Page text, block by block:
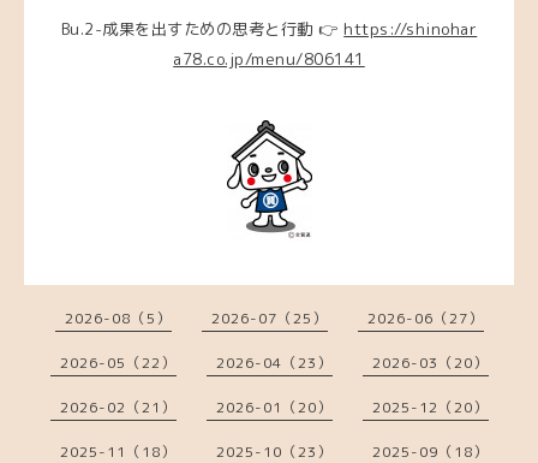
Bu.2-成果を出すための思考と行動 👉 https://shinohar
a78.co.jp/menu/806141
2026-08（5） 2026-07（25） 2026-06（27）
2026-05（22） 2026-04（23） 2026-03（20）
2026-02（21） 2026-01（20） 2025-12（20）
2025-11（18） 2025-10（23） 2025-09（18）